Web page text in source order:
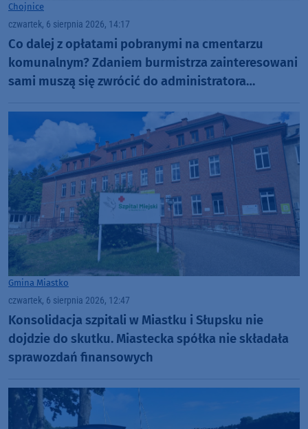
Chojnice
czwartek, 6 sierpnia 2026, 14:17
Co dalej z opłatami pobranymi na cmentarzu
komunalnym? Zdaniem burmistrza zainteresowani
sami muszą się zwrócić do administratora
Gmina Miastko
czwartek, 6 sierpnia 2026, 12:47
Konsolidacja szpitali w Miastku i Słupsku nie
dojdzie do skutku. Miastecka spółka nie składała
sprawozdań finansowych